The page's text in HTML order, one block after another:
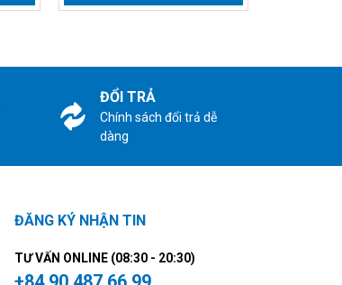
ĐỔI TRẢ
Chính sách đổi trả dễ
dàng
ĐĂNG KÝ NHẬN TIN
TƯ VẤN ONLINE (08:30 - 20:30)